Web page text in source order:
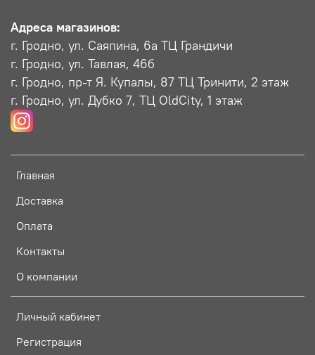
Главная
Доставка
Оплата
Контакты
О компании
Личный кабинет
Регистрация
Адреса магазинов:
г. Гродно, ул. Саяпина, 6a ТЦ Грандичи
г. Гродно, ул. Тавлая, 46б
г. Гродно, пр-т Я. Купалы, 87 ТЦ Тринити, 2 этаж
г. Гродно, ул. Дубко 7, ТЦ OldCity, 1 этаж